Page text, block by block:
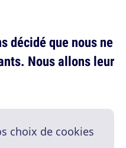
décidé que nous ne
Nous allons leur
choix de cookies